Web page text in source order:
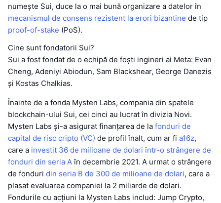
numește Sui, duce la o mai bună organizare a datelor în
mecanismul de consens rezistent la erori bizantine de tip
proof-of-stake (PoS).
Cine sunt fondatorii Sui?
Sui a fost fondat de o echipă de foști ingineri ai Meta: Evan
Cheng, Adeniyi Abiodun, Sam Blackshear, George Danezis
și Kostas Chalkias.
Înainte de a fonda Mysten Labs, compania din spatele
blockchain-ului Sui, cei cinci au lucrat în divizia Novi.
Mysten Labs și-a asigurat finanțarea de la fonduri de
capital de risc cripto (VC) de profil înalt, cum ar fi a16z,
care a investit 36 de milioane de dolari într-o strângere de
fonduri din seria Aîn decembrie 2021. A urmat o strângere
de fonduri din seria B de 300 de milioane de dolari, care a
plasat evaluarea companiei la 2 miliarde de dolari.
Fondurile cu acțiuni la Mysten Labs includ: Jump Crypto,